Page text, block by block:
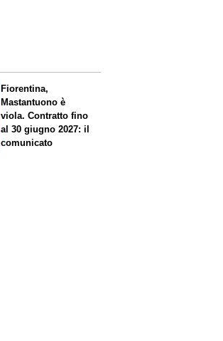
Fiorentina,
Mastantuono è
viola. Contratto fino
al 30 giugno 2027: il
comunicato